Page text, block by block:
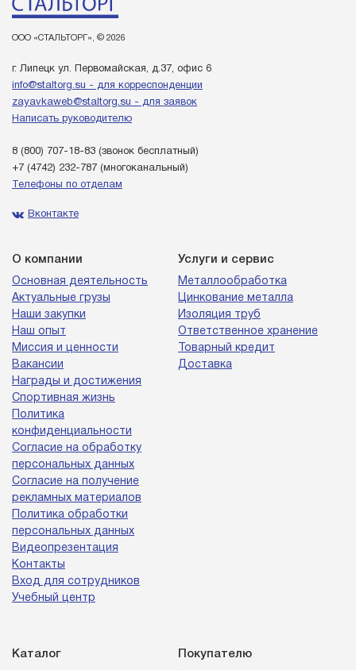
ООО «СТАЛЬТОРГ», © 2026
г. Липецк ул. Первомайская, д.37, офис 6
info@staltorg.su - для корреспонденции
zayavkaweb@staltorg.su - для заявок
Написать руководителю
8 (800) 707-18-83 (звонок бесплатный)
+7 (4742) 232-787 (многоканальный)
Телефоны по отделам
Вконтакте
О компании
Основная деятельность
Актуальные грузы
Наши закупки
Наш опыт
Миссия и ценности
Вакансии
Награды и достижения
Спортивная жизнь
Политика
конфиденциальности
Согласие на обработку
персональных данных
Согласие на получение
рекламных материалов
Политика обработки
персональных данных
Видеопрезентация
Контакты
Вход для сотрудников
Учебный центр
Услуги и сервис
Металлообработка
Цинкование металла
Изоляция труб
Ответственное хранение
Товарный кредит
Доставка
Каталог Покупателю